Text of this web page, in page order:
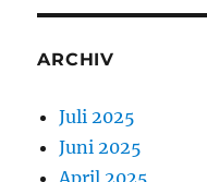
ARCHIV
Juli 2025
Juni 2025